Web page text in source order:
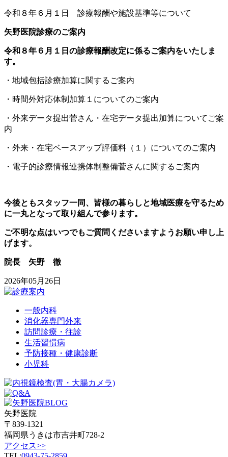
令和８年６月１日 診療報酬や施設基準等について
矢野医院診療のご案内
令和８年６月１日の診療報酬改定に係るご案内をいたしま
す。
・地域包括診療加算に関するご案内
・時間外対応体制加算１についてのご案内
・外来データ提出菅さん・在宅データ提出加算についてご案
内
・外来・在宅ベースアップ評価料（１）についてのご案内
・電子的診療情報連携体制整備菅さんに関するご案内
今後ともスタッフ一同、皆様の暮らしと地域医療を守るため
に一丸となって取り組んで参ります。
ご不明な点はいつでもご質問くださいますようお願い申し上
げます。
院長 矢野 徹
2026年05月26日
一般内科
消化器専門外来
訪問診療・往診
生活習慣病
予防接種・健康診断
小児科
矢野医院
〒839-1321
福岡県うきは市吉井町728-2
アクセス>>